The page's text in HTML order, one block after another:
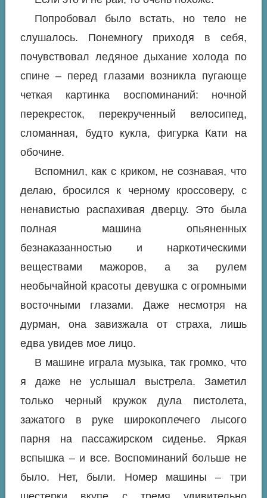
Попробовал было встать, но тело не
слушалось. Понемногу приходя в себя,
почувствовал ледяное дыхание холода по
спине – перед глазами возникла пугающе
четкая картинка воспоминаний: ночной
перекресток, перекрученный велосипед,
сломанная, будто кукла, фигурка Кати на
обочине.
Вспомнил, как с криком, не сознавая, что
делаю, бросился к черному кроссоверу, с
ненавистью распахивая дверцу. Это была
полная машина опьяненных
безнаказанностью и наркотическими
веществами мажоров, а за рулем
необычайной красоты девушка с огромными
восточными глазами. Даже несмотря на
дурман, она завизжала от страха, лишь
едва увидев мое лицо.
В машине играла музыка, так громко, что
я даже не услышал выстрела. Заметил
только черный кружок дула пистолета,
зажатого в руке широкоплечего лысого
парня на пассажирском сиденье. Яркая
вспышка – и все. Воспоминаний больше не
было. Нет, были. Номер машины – три